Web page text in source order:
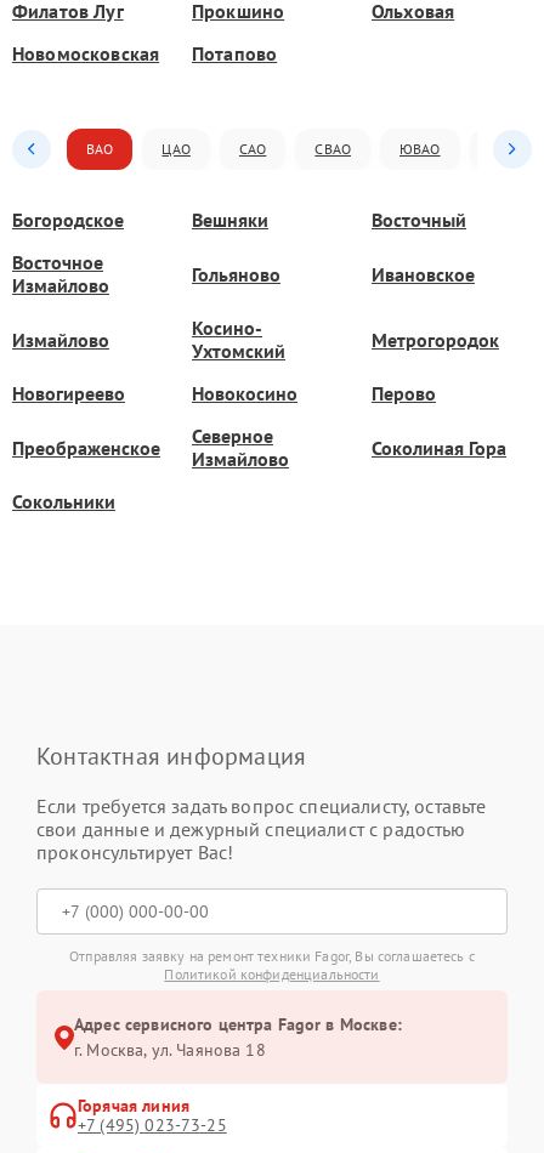
Филатов Луг Прокшино
Ольховая
Новомосковская
Потапово
ВАО ЦАО САО СВАО ЮВАО ЮАО
Богородское Вешняки
Восточный
Восточное
Измайлово
Гольяново Ивановское
Измайлово
Косино-
Ухтомский
Метрогородок
Новогиреево Новокосино Перово
Преображенское
Северное
Измайлово
Соколиная Гора
Сокольники
Контактная информация
Если требуется задать вопрос специалисту, оставьте
свои данные и дежурный специалист с радостью
проконсультирует Вас!
Отправляя заявку на ремонт техники Fagor, Вы соглашаетесь с
Политикой конфиденциальности
Адрес сервисного центра Fagor в Москве:
г. Москва, ул. Чаянова 18
Горячая линия
+7 (495) 023-73-25